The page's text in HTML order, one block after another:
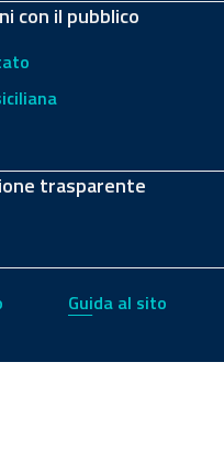
con il pubblico
trasparente
Guida al sito